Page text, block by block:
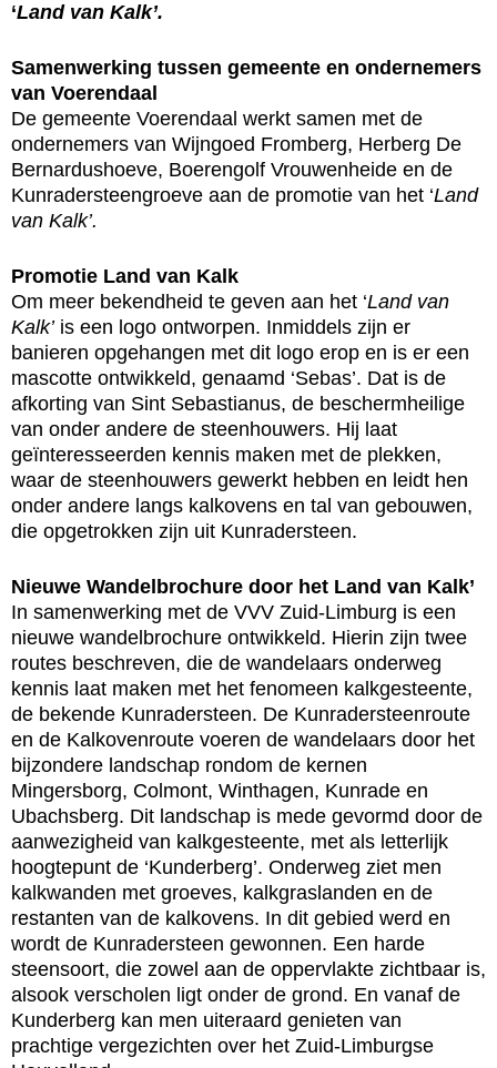
‘Land van Kalk’.
Samenwerking tussen gemeente en ondernemers
van Voerendaal
De gemeente Voerendaal werkt samen met de
ondernemers van Wijngoed Fromberg, Herberg De
Bernardushoeve, Boerengolf Vrouwenheide en de
Kunradersteengroeve aan de promotie van het ‘Land
van Kalk’.
Promotie Land van Kalk
Om meer bekendheid te geven aan het ‘Land van
Kalk’is een logo ontworpen. Inmiddels zijn er
banieren opgehangen met dit logo erop en is er een
mascotte ontwikkeld, genaamd ‘Sebas’. Dat is de
afkorting van Sint Sebastianus, de beschermheilige
van onder andere de steenhouwers. Hij laat
geïnteresseerden kennis maken met de plekken,
waar de steenhouwers gewerkt hebben en leidt hen
onder andere langs kalkovens en tal van gebouwen,
die opgetrokken zijn uit Kunradersteen.
Nieuwe Wandelbrochure door het Land van Kalk’
In samenwerking met de VVV Zuid-Limburg is een
nieuwe wandelbrochure ontwikkeld. Hierin zijn twee
routes beschreven, die de wandelaars onderweg
kennis laat maken met het fenomeen kalkgesteente,
de bekende Kunradersteen. De Kunradersteenroute
en de Kalkovenroute voeren de wandelaars door het
bijzondere landschap rondom de kernen
Mingersborg, Colmont, Winthagen, Kunrade en
Ubachsberg. Dit landschap is mede gevormd door de
aanwezigheid van kalkgesteente, met als letterlijk
hoogtepunt de ‘Kunderberg’. Onderweg ziet men
kalkwanden met groeves, kalkgraslanden en de
restanten van de kalkovens. In dit gebied werd en
wordt de Kunradersteen gewonnen. Een harde
steensoort, die zowel aan de oppervlakte zichtbaar is,
alsook verscholen ligt onder de grond. En vanaf de
Kunderberg kan men uiteraard genieten van
prachtige vergezichten over het Zuid-Limburgse